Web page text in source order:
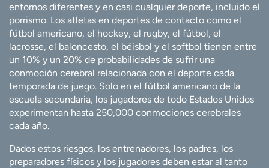
entornos diferentes y en casi cualquier deporte, incluido el
porrismo. Los atletas en deportes de contacto como el
fútbol americano, el hockey, el rugby, el fútbol, el
lacrosse, el baloncesto, el béisbol y el softbol tienen entre
un 10% y un 20% de probabilidades de sufrir una
conmoción cerebral relacionada con el deporte cada
temporada de juego. Solo en el fútbol americano de la
escuela secundaria, los jugadores de todo Estados Unidos
experimentan hasta 250,000 conmociones cerebrales
cada año.
Dados estos riesgos, los entrenadores, los padres, los
preparadores físicos y los jugadores deben estar al tanto